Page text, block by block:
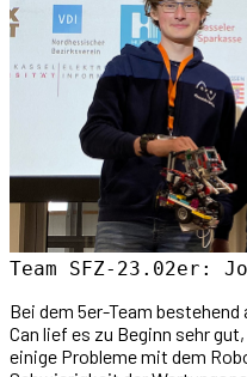
Team SFZ-23.02er:
Bei dem 5er-Team
Can lief es zu Beginn sehr
einige Probleme mit dem